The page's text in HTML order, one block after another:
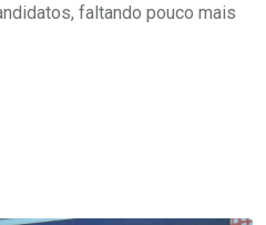
faltando pouco mais